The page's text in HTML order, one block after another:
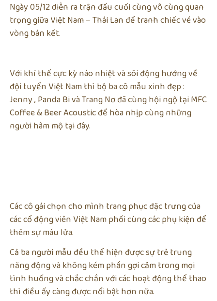
Ngày 05/12 diễn ra trận đấu cuối cùng vô cùng quan
trọng giữa Việt Nam – Thái Lan để tranh chiếc vé vào
vòng bán kết.
Với khí thế cực kỳ náo nhiệt và sôi động hướng về
đội tuyển Việt Nam thì bộ ba cô mẫu xinh đẹp :
Jenny , Panda Bi và Trang Nơ đã cùng hội ngộ tại MFC
Coffee & Beer Acoustic để hòa nhịp cùng những
người hâm mộ tại đây.
Các cô gái chọn cho mình trang phục đặc trưng của
các cổ động viên Việt Nam phối cùng các phụ kiện để
thêm sự máu lửa.
Cả ba người mẫu đều thể hiện được sự trẻ trung
năng động và không kém phần gợi cảm trong mọi
tình huống và chắc chắn với các hoạt động thể thao
thì điều ấy càng được nổi bật hơn nữa.